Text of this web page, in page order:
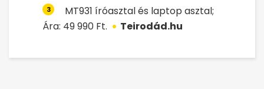
3
MT931 íróasztal és laptop asztal;
Ára: 49 990 Ft.
Teirodád.hu